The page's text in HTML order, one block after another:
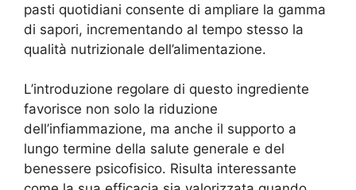
pasti quotidiani consente di ampliare la gamma
di sapori, incrementando al tempo stesso la
qualità nutrizionale dell’alimentazione.
L’introduzione regolare di questo ingrediente
favorisce non solo la riduzione
dell’infiammazione, ma anche il supporto a
lungo termine della salute generale e del
benessere psicofisico. Risulta interessante